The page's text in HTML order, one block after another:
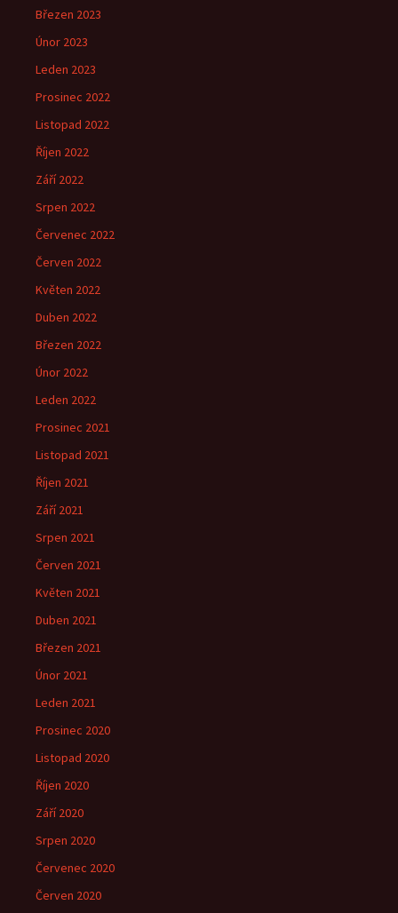
Březen 2023
Únor 2023
Leden 2023
Prosinec 2022
Listopad 2022
Říjen 2022
Září 2022
Srpen 2022
Červenec 2022
Červen 2022
Květen 2022
Duben 2022
Březen 2022
Únor 2022
Leden 2022
Prosinec 2021
Listopad 2021
Říjen 2021
Září 2021
Srpen 2021
Červen 2021
Květen 2021
Duben 2021
Březen 2021
Únor 2021
Leden 2021
Prosinec 2020
Listopad 2020
Říjen 2020
Září 2020
Srpen 2020
Červenec 2020
Červen 2020